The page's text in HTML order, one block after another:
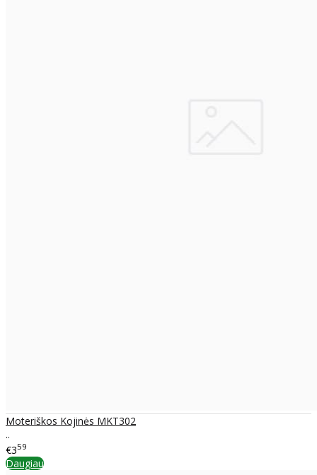
Moteriškos Kojinės MKT302
..
€359
Daugiau